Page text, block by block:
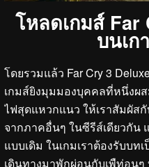
โหลดเกมส์ Far
บนเก
โดยรวมแล้ว Far Cry 3
เกมส์ยิงมุมมองบุคคลที่หนึ่งผ
ไฟสุดแหวกแนว ให้เราสัมผัส
จากภาคอื่นๆ ในซีรีส์เดียวกัน
แบบเดิม ในเกมเราต้องรับบ
เดินทางมาพักผ่อนกับเพืท่อน